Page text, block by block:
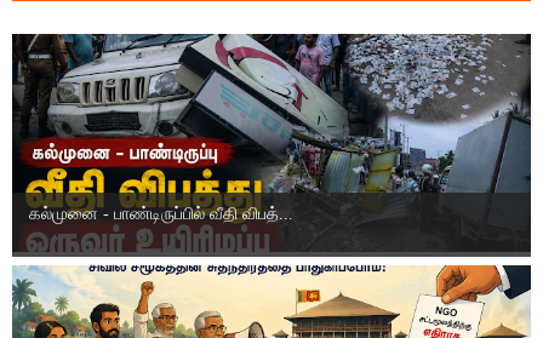
கல்முனை - பாண்டிருப்பில் வீதி விபத்...